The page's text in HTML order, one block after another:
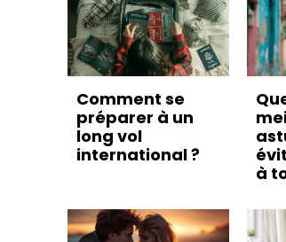
Comment se
préparer à un
long vol
international ?
à